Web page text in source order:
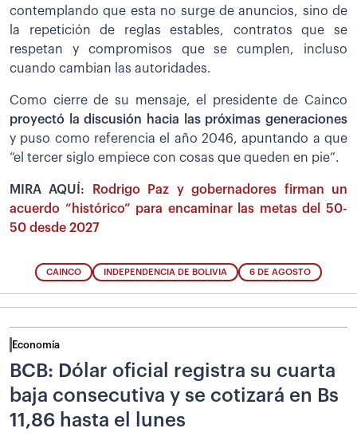
contemplando que esta no surge de anuncios, sino de
la repetición de reglas estables, contratos que se
respetan y compromisos que se cumplen, incluso
cuando cambian las autoridades.
Como cierre de su mensaje, el presidente de Cainco
proyectó la discusión hacia las próximas generaciones
y puso como referencia el año 2046, apuntando a que
“el tercer siglo empiece con cosas que queden en pie”.
MIRA AQUÍ:
Rodrigo Paz y gobernadores firman un
acuerdo “histórico” para encaminar las metas del 50-
50 desde 2027
CAINCO INDEPENDENCIA DE BOLIVIA 6 DE AGOSTO
Economía
BCB: Dólar oficial registra su cuarta
baja consecutiva y se cotizará en Bs
11,86 hasta el lunes